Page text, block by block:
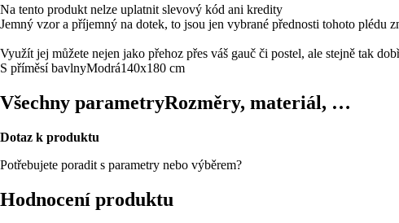
Na tento produkt nelze uplatnit slevový kód ani kredity
Jemný vzor a příjemný na dotek, to jsou jen vybrané přednosti tohoto plédu
Využít jej můžete nejen jako přehoz přes váš gauč či postel, ale stejně tak
S příměsí bavlnyModrá140x180 cm
Všechny parametryRozměry, materiál, …
Dotaz k produktu
Potřebujete poradit s parametry nebo výběrem?
Hodnocení produktu